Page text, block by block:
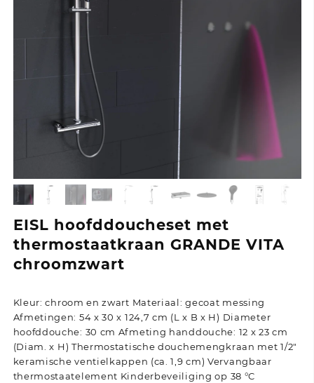
EISL hoofddoucheset met
thermostaatkraan GRANDE VITA
chroomzwart
Kleur: chroom en zwart Materiaal: gecoat messing
Afmetingen: 54 x 30 x 124,7 cm (L x B x H) Diameter
hoofddouche: 30 cm Afmeting handdouche: 12 x 23 cm
(Diam. x H) Thermostatische douchemengkraan met 1/2″
keramische ventielkappen (ca. 1,9 cm) Vervangbaar
thermostaatelement Kinderbeveiliging op 38 °C